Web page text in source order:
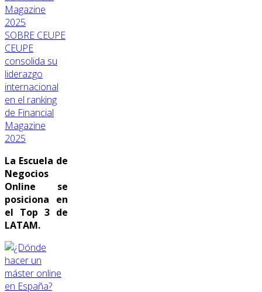
SOBRE CEUPE
CEUPE
consolida su
liderazgo
internacional
en el ranking
de Financial
Magazine
2025
La Escuela de
Negocios
Online se
posiciona en
el Top 3 de
LATAM.